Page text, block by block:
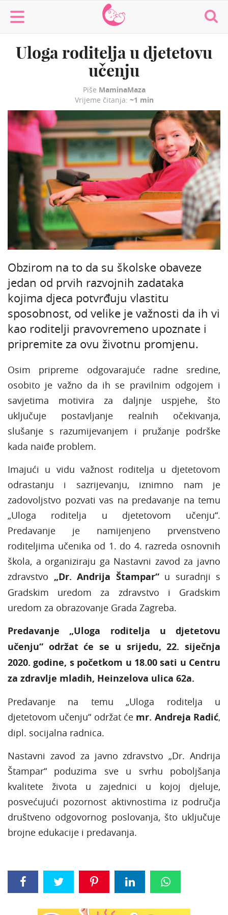
MaminaMaza
Uloga roditelja u djetetovu
učenju
Piše MaminaMaza
Vrijeme čitanja: ~1 min
Obzirom na to da su školske obaveze
jedan od prvih razvojnih zadataka
kojima djeca potvrđuju vlastitu
sposobnost, od velike je važnosti da ih vi
kao roditelji pravovremeno upoznate i
pripremite za ovu životnu promjenu.
Osim pripreme odgovarajuće radne sredine,
osobito je važno da ih se pravilnim odgojem i
savjetima motivira za daljnje uspjehe, što
uključuje postavljanje realnih očekivanja,
slušanje s razumijevanjem i pružanje podrške
kada naiđe problem.
Imajući u vidu važnost roditelja u djetetovom
odrastanju i sazrijevanju, iznimno nam je
zadovoljstvo pozvati vas na predavanje na temu
„Uloga roditelja u djetetovom učenju“.
Predavanje je namijenjeno prvenstveno
roditeljima učenika od 1. do 4. razreda osnovnih
škola, a organiziraju ga Nastavni zavod za javno
zdravstvo „Dr. Andrija Štampar“u suradnji s
Gradskim uredom za zdravstvo i Gradskim
uredom za obrazovanje Grada Zagreba.
Predavanje „Uloga roditelja u djetetovu
učenju“ održat će se u srijedu, 22. siječnja
2020. godine, s početkom u 18.00 sati u Centru
za zdravlje mladih, Heinzelova ulica 62a.
Predavanje na temu „Uloga roditelja u
djetetovom učenju“ održat će mr. Andreja Radić,
dipl. socijalna radnica.
Nastavni zavod za javno zdravstvo „Dr. Andrija
Štampar“ poduzima sve u svrhu poboljšanja
kvalitete života u zajednici u kojoj djeluje,
posvećujući pozornost aktivnostima iz područja
društveno odgovornog poslovanja, što uključuje
brojne edukacije i predavanja.